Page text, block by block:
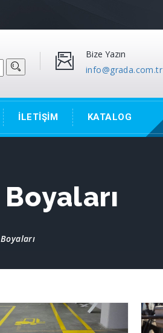
Bize Yazın
info@grada.com.tr
İLETİŞİM KATALOG